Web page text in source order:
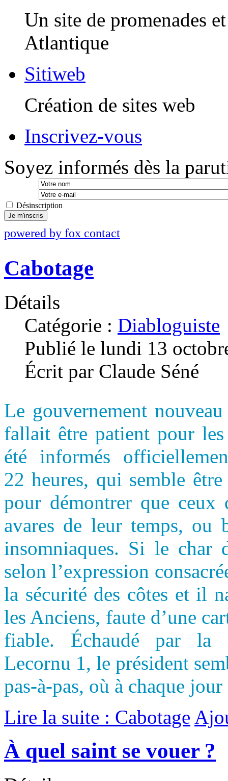
Un site de promenades
Atlantique
Sitiweb
Création de sites web
Inscrivez-vous
Soyez informés dès la
Désinscription
Je m'inscris
powered by fox contact
Cabotage
Détails
Catégorie : Diabloguiste
Publié le lundi 13
Écrit par Claude Séné
Le gouvernement
fallait être patient pour
été informés
22 heures, qui semble
pour démontrer que
avares de leur temps, ou
insomniaques. Si le char
selon l’expression
la sécurité des côtes et il
les Anciens, faute d’une
fiable. Échaudé par la
Lecornu 1, le président
pas-à-pas, où à chaque
Lire la suite : Cabotage
À quel saint se vouer ?